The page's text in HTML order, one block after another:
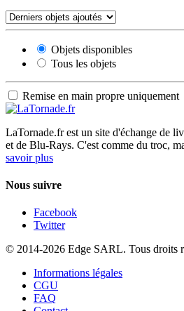
Objets disponibles
Tous les objets
Remise en main propre uniquement
LaTornade.frest un site d'échange de
et de Blu-Rays. C'est comme du troc,
savoir plus
Nous suivre
Facebook
Twitter
© 2014-2026 Edge SARL. Tous droits
Informations légales
CGU
FAQ